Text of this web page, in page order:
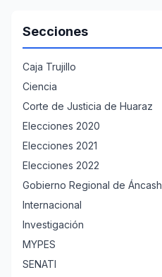
Secciones
Caja Trujillo
Ciencia
Corte de Justicia de Huaraz
Elecciones 2020
Elecciones 2021
Elecciones 2022
Gobierno Regional de Áncash
Internacional
Investigación
MYPES
SENATI